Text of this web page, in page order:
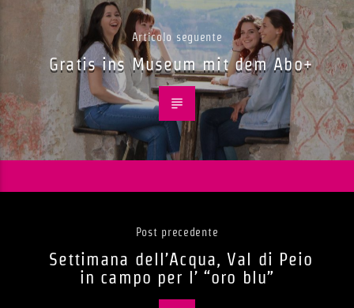
Articolo seguente
Gratis ins Museum mit dem Abo+
Post precedente
Settimana dell’Acqua, Val di Peio
in campo per l’ “oro blu”